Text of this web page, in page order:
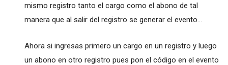
mismo registro tanto el cargo como el abono de tal
manera que al salir del registro se generar el evento...
Ahora si ingresas primero un cargo en un registro y luego
un abono en otro registro pues pon el código en el evento